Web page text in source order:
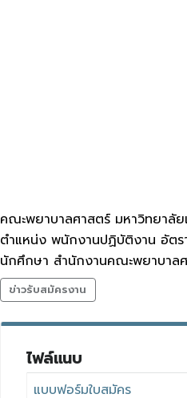
คณะพยาบาลศาสตร์ มหาวิทยาลัย
ตำแหน่ง พนักงานปฏิบัติงาน อัตร
นักศึกษา สำนักงานคณะพยาบาล
ข่าวรับสมัครงาน
ไฟล์แนบ
แบบฟอร์มใบสมัคร